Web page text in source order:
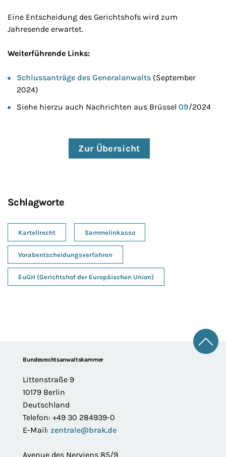
Eine Entscheidung des Gerichtshofs wird zum
Jahresende erwartet.
Weiterführende Links:
Schlussanträge des Generalanwalts (September
2024)
Siehe hierzu auch Nachrichten aus Brüssel 09/2024
Zur Übersicht
Schlagworte
Kartellrecht Sammelinkasso
Vorabentscheidungsverfahren
EuGH (Gerichtshof der Europäischen Union)
FooterBundesrechtsanwaltskammer
Littenstraße 9
10179 Berlin
Deutschland
Telefon: +49 30 284939-0
E-Mail: zentrale@brak.de
Avenue des Nerviens 85/9